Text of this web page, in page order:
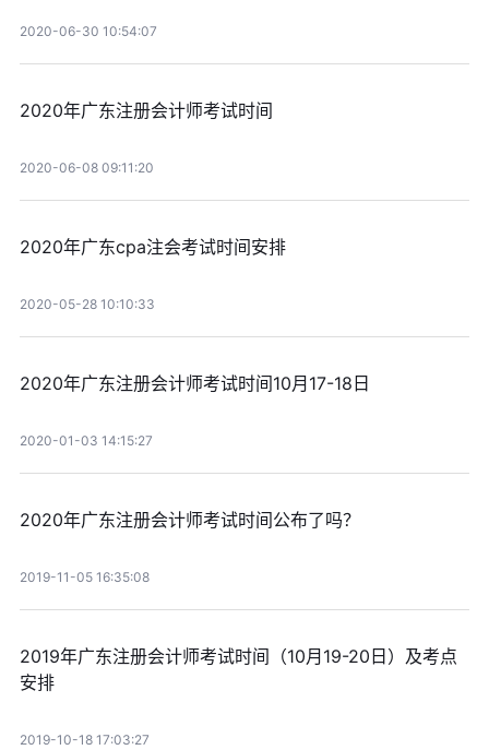
2020-06-30 10:54:07
2020年广东注册会计师考试时间
2020-06-08 09:11:20
2020年广东cpa注会考试时间安排
2020-05-28 10:10:33
2020年广东注册会计师考试时间10月17-18日
2020-01-03 14:15:27
2020年广东注册会计师考试时间公布了吗？
2019-11-05 16:35:08
2019年广东注册会计师考试时间（10月19-20日）及考点
安排
2019-10-18 17:03:27